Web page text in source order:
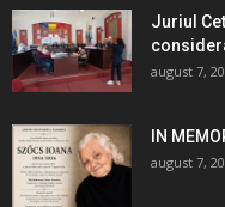
Juriul
august 7,
IN
august 7,